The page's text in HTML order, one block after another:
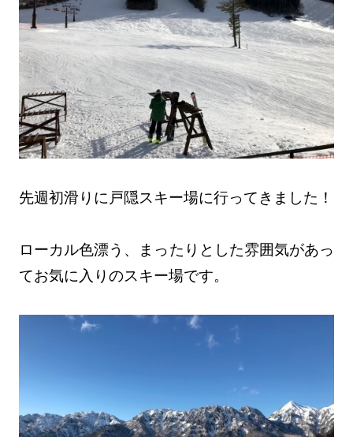
先週初滑りに戸隠スキー場に行ってきました！
ローカル色漂う、まったりとした雰囲気があっ
てお気に入りのスキー場です。